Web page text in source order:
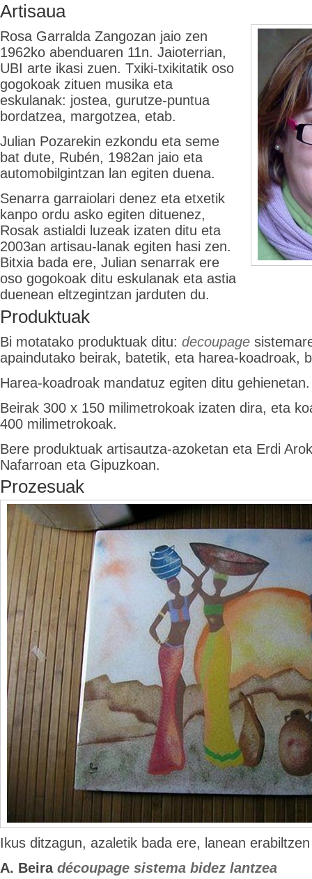
Artisaua
Rosa Garralda Zangozan jaio zen
1962ko abenduaren 11n. Jaioterrian,
UBI arte ikasi zuen. Txiki-txikitatik oso
gogokoak zituen musika eta
eskulanak: jostea, gurutze-puntua
bordatzea, margotzea, etab.
Julian Pozarekin ezkondu eta seme
bat dute, Rubén, 1982an jaio eta
automobilgintzan lan egiten duena.
Senarra garraiolari denez eta etxetik
kanpo ordu asko egiten dituenez,
Rosak astialdi luzeak izaten ditu eta
2003an artisau-lanak egiten hasi zen.
Bitxia bada ere, Julian senarrak ere
oso gogokoak ditu eskulanak eta astia
duenean eltzegintzan jarduten du.
Produktuak
Bi motatako produktuak ditu: decoupage
apaindutako beirak, batetik, eta harea-koadroak,
Harea-koadroak mandatuz egiten ditu gehienetan.
Beirak 300 x 150 milimetrokoak izaten dira, eta
400 milimetrokoak.
Bere produktuak artisautza-azoketan eta Erdi
Nafarroan eta Gipuzkoan.
Prozesuak
Ikus ditzagun, azaletik bada ere, lanean
A. Beira découpage sistema bidez lantzea